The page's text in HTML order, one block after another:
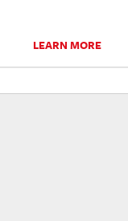
LEARN MORE